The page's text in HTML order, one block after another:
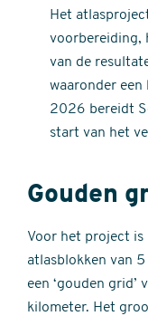
Het
voorbereiding,
van de
waaronder een
2026 bereidt
start van het
Gouden
Voor het project is
atlasblokken van
een ‘gouden grid’
kilometer. Het